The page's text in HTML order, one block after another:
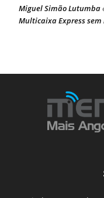
Miguel Simão Lutumba
Multicaixa Express sem